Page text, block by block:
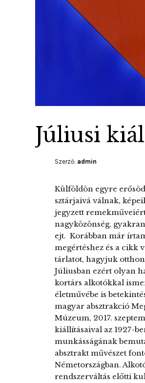
Júliusi
Szerző: admin
Külföldön egyre
sztárjaivá válnak,
jegyzett
nagyközönség,
ejt. Korábban már
megértéshez és a cikk
tárlatot, hagyjuk otthon
Júliusban ezért olyan
kortárs alkotókkal
életművébe is
magyar absztrakció
Múzeum, 2017.
kiállításaival az 1927-
munkásságának
absztrakt művészet
Németországban.
rendszerváltás előtti